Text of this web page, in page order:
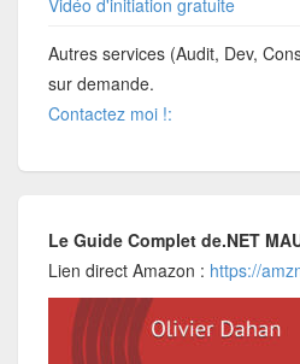
Vidéo d'initiation gratuite
Autres services (Audit, Dev,
sur demande.
Contactez moi !:
Le Guide Complet de.NET
Lien direct Amazon : https://